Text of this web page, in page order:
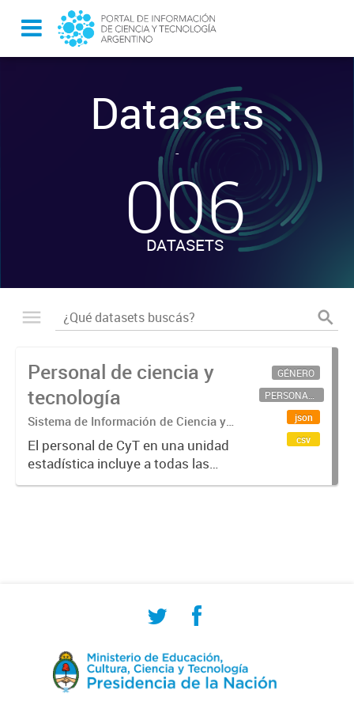
Datasets
-
006
DATASETS
Personal de ciencia y
tecnología
Sistema de Información de Ciencia y
Tecnología Argentino (SICYTAR)
El personal de CyT en una unidad
estadística incluye a todas las
personas involucradas
GÉNERO
PERSONAL CIENTÍFICO-TECNOLÓGICO
json
csv